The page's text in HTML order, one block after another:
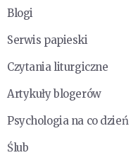
Blogi
Serwis papieski
Czytania liturgiczne
Artykuły blogerów
Psychologia na co dzień
Ślub